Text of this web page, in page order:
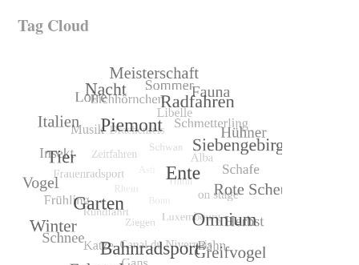
Tag Cloud